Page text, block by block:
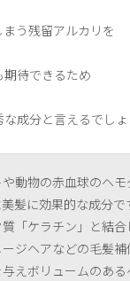
う残留アルカリを
待できるため
成分と言えるでしょ
動物の赤血球のヘ
髪に効果的な成分で
「ケラチン」と結合
ジヘアなどの毛髪
えボリュームのあ